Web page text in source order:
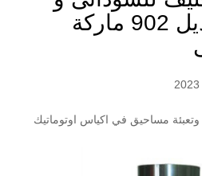
المحمصات موديل 902 ماركة
وتعبئة مساحيق في اكياس اوتوماتيك